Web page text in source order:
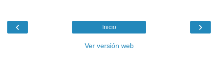
‹ ›
Inicio
Ver versión web